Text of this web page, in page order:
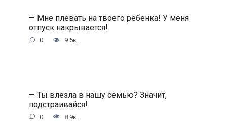
— Мне плевать на твоего ребенка! У меня
отпуск накрывается!
0 9.5к.
— Ты влезла в нашу семью? Значит,
подстраивайся!
0 8.9к.